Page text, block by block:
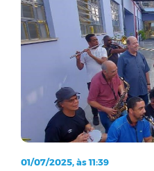
01/07/2025, às 11:39